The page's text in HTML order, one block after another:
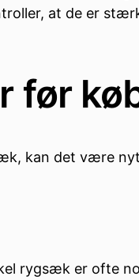
at de er
før
kan det være
rygsæk er ofte